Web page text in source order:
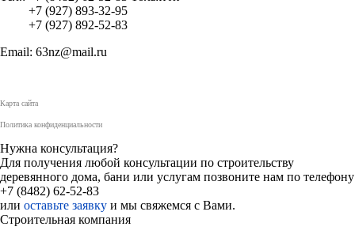
+7 (927) 893-32-95
+7 (927) 892-52-83
Email: 63nz@mail.ru
Карта сайта
Политика конфиденциальности
Нужна консультация?
Для получения любой консультации по строительству
деревянного дома, бани или услугам позвоните нам по телефону
+7 (8482) 62-52-83
или оставьте заявку и мы свяжемся с Вами.
Строительная компания